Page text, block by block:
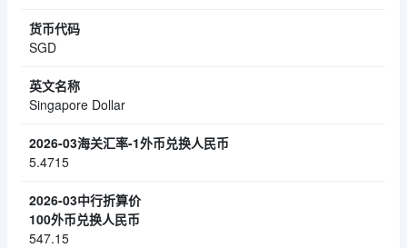
SGD
Singapore Dollar
5.4715
547.15